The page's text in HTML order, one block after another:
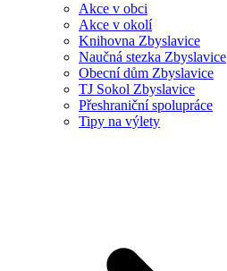
Akce v obci
Akce v okolí
Knihovna Zbyslavice
Naučná stezka Zbyslavice
Obecní dům Zbyslavice
TJ Sokol Zbyslavice
Přeshraniční spolupráce
Tipy na výlety